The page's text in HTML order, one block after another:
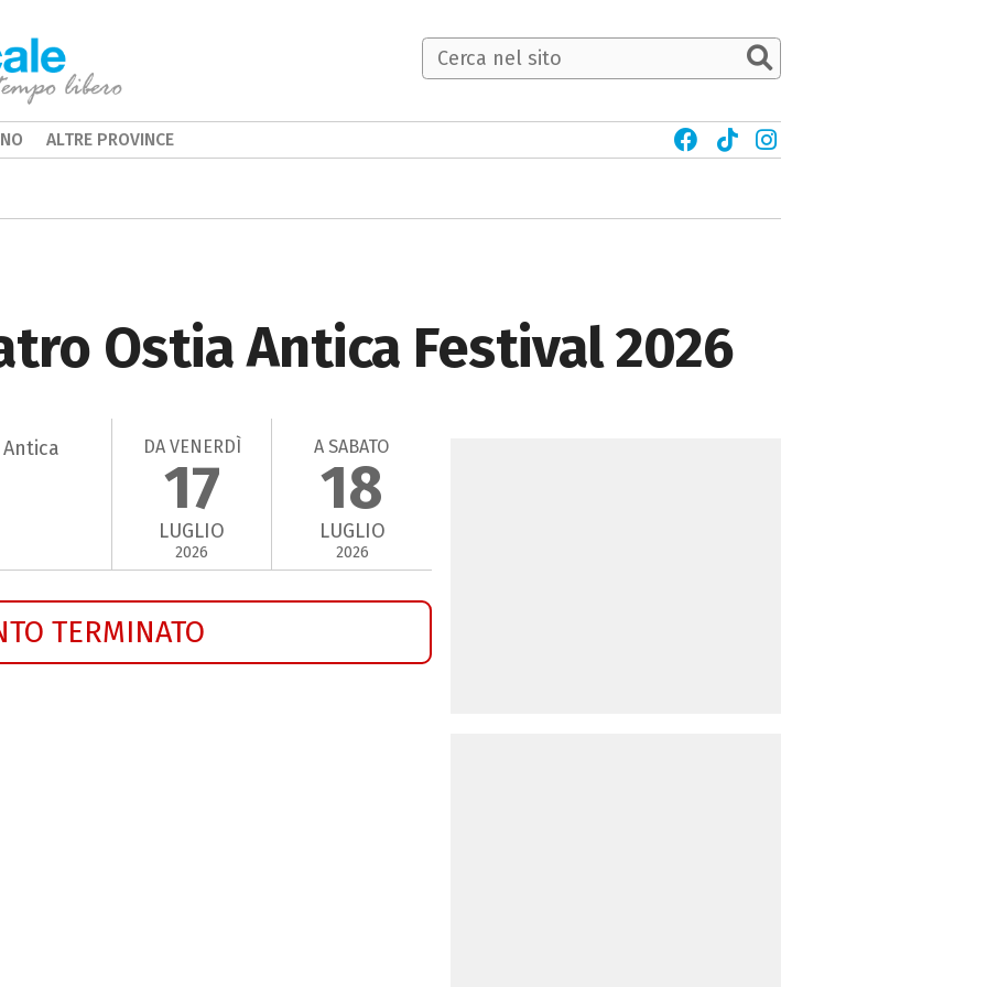
Ostia Antica Festival 2026
DA VENERDÌ
17
LUGLIO
2026
A SABATO
18
LUGLIO
2026
TERMINATO
ALTRE PROVINCE